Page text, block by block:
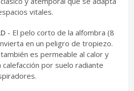
vitales.
- El pelo corto de la alfombra (8
en un peligro de tropiezo.
es permeable al calor y
por suelo radiante